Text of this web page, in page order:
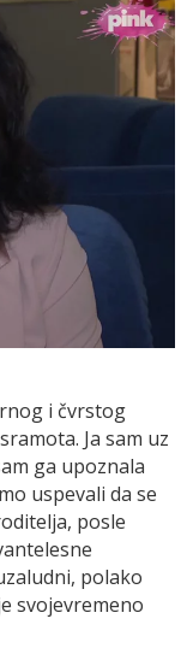
i čvrstog
Ja sam uz
ga upoznala
uspevali da se
posle
polako
svojevremeno